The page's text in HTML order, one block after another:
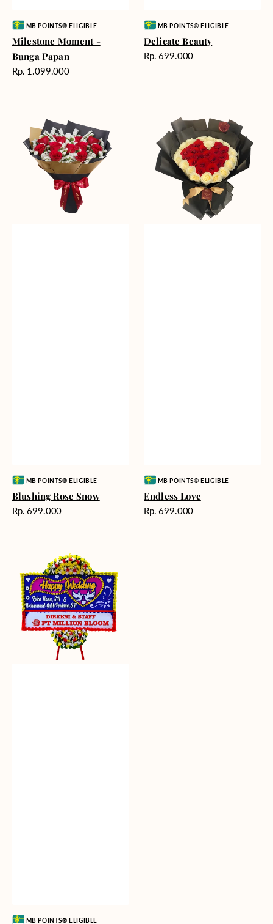
Vendor:MB POINTS® ELIGIBLE
Milestone Moment -
Bunga Papan
Harga
Rp. 1.099.000
Vendor:MB POINTS® ELIGIBLE
Delicate Beauty
Harga
Rp. 699.000
Snow
Vendor:MB POINTS® ELIGIBLE
Blushing Rose Snow
Harga
Rp. 699.000
Vendor:MB POINTS® ELIGIBLE
Endless Love
Harga
Rp. 699.000
Bunga
Papan
Vendor:MB POINTS® ELIGIBLE